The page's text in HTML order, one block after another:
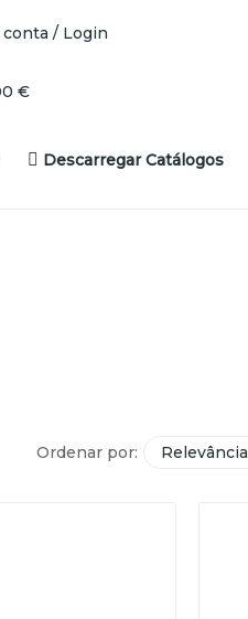
conta / Login
€
Descarregar Catálogos
Ordenar por: Relevância